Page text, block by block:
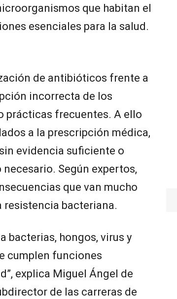
que habitan el
esenciales para la salud.
de antibióticos frente a
incorrecta de los
prácticas frecuentes. A ello
a la prescripción médica,
evidencia suficiente o
Según expertos,
que van mucho
resistencia bacteriana.
bacterias, hongos, virus y
cumplen funciones
explica Miguel Ángel de
de las carreras de